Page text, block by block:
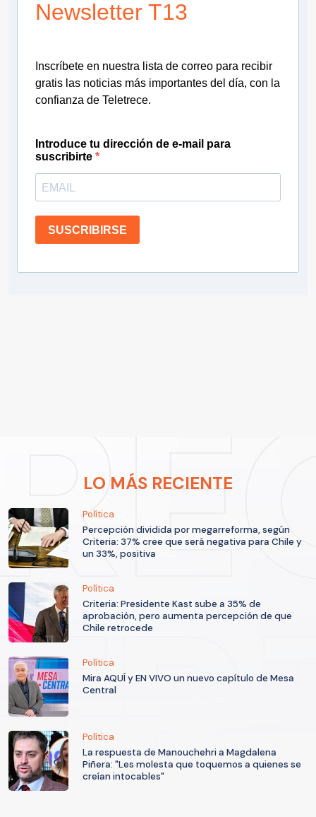
Newsletter T13
Inscríbete en nuestra lista de correo para recibir
gratis las noticias más importantes del día, con la
confianza de Teletrece.
Introduce tu dirección de e-mail para
suscribirte
SUSCRIBIRSE
LO MÁS RECIENTE
Política
Percepción dividida por megarreforma, según
Criteria: 37% cree que será negativa para Chile y
un 33%, positiva
Política
Criteria: Presidente Kast sube a 35% de
aprobación, pero aumenta percepción de que
Chile retrocede
Política
Mira AQUÍ y EN VIVO un nuevo capítulo de Mesa
Central
Política
La respuesta de Manouchehri a Magdalena
Piñera: "Les molesta que toquemos a quienes se
creían intocables"